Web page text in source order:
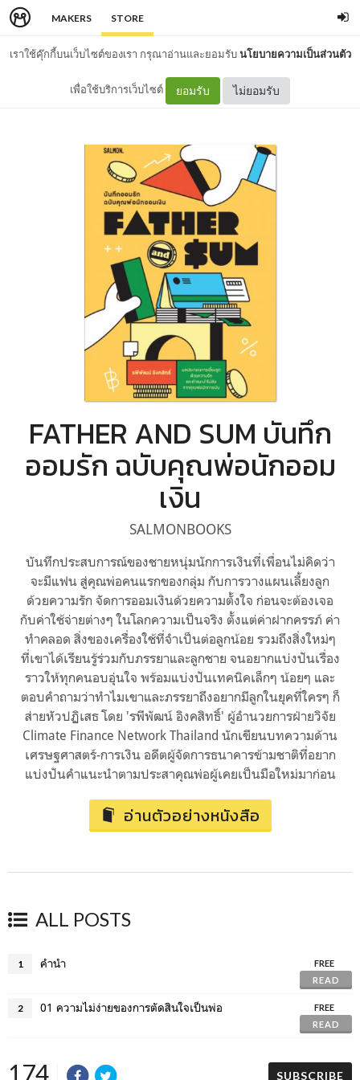
MAKERS STORE
เราใช้คุ๊กกี้บนเว็บไซต์ของเรา กรุณาอ่านและยอมรับนโยบายความเป็นส่วนตัว
เพื่อใช้บริการเว็บไซต์ ยอมรับ ไม่ยอมรับ
FATHER AND SUM บันทึก
ออมรัก ฉบับคุณพ่อนักออม
เงิน
SALMONBOOKS
บันทึกประสบการณ์ของชายหนุ่มนักการเงินที่เพื่อนไม่คิดว่า
จะมีแฟน สู่คุณพ่อคนแรกของกลุ่ม กับการวางแผนเลี้ยงลูก
ด้วยความรัก จัดการออมเงินด้วยความตั้งใจ ก่อนจะต้องเจอ
กับค่าใช้จ่ายต่างๆ ในโลกความเป็นจริง ตั้งแต่ค่าฝากครรภ์ ค่า
ทำคลอด สิ่งของเครื่องใช้ที่จำเป็นต่อลูกน้อย รวมถึงสิ่งใหม่ๆ
ที่เขาได้เรียนรู้ร่วมกับภรรยาและลูกชาย จนอยากแบ่งปันเรื่อง
ราวให้ทุกคนอบอุ่นใจ พร้อมแบ่งปันเทคนิคเล็กๆ น้อยๆ และ
ตอบคำถามว่าทำไมเขาและภรรยาถึงอยากมีลูกในยุคที่ใครๆ ก็
ส่ายหัวปฏิเสธ โดย 'รพีพัฒน์ อิงคสิทธิ์' ผู้อำนวยการฝ่ายวิจัย
Climate Finance Network Thailand นักเขียนบทความด้าน
เศรษฐศาสตร์-การเงิน อดีตผู้จัดการธนาคารข้ามชาติที่อยาก
แบ่งปันคำแนะนำตามประสาคุณพ่อผู้เคยเป็นมือใหม่มาก่อน
อ่านตัวอย่างหนังสือ
ALL POSTS
1 คำนำ
FREE
READ
2 01 ความไม่ง่ายของการตัดสินใจเป็นพ่อ
FREE
READ
174 SUBSCRIBE